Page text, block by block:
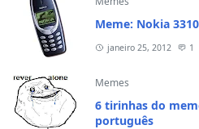
Meme: Nokia
janeiro 25, 2012 1
Memes
6 tirinhas do
português